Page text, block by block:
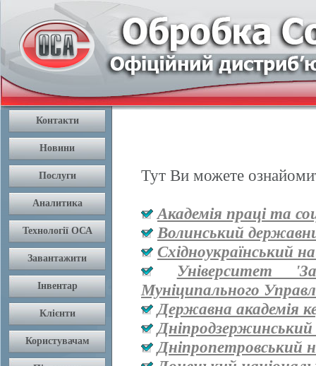
Тут Ви можете
Академія праці та
Волинський
Східноукраїнський
Університет
Муніципального
Державна академія
Дніпропетровський